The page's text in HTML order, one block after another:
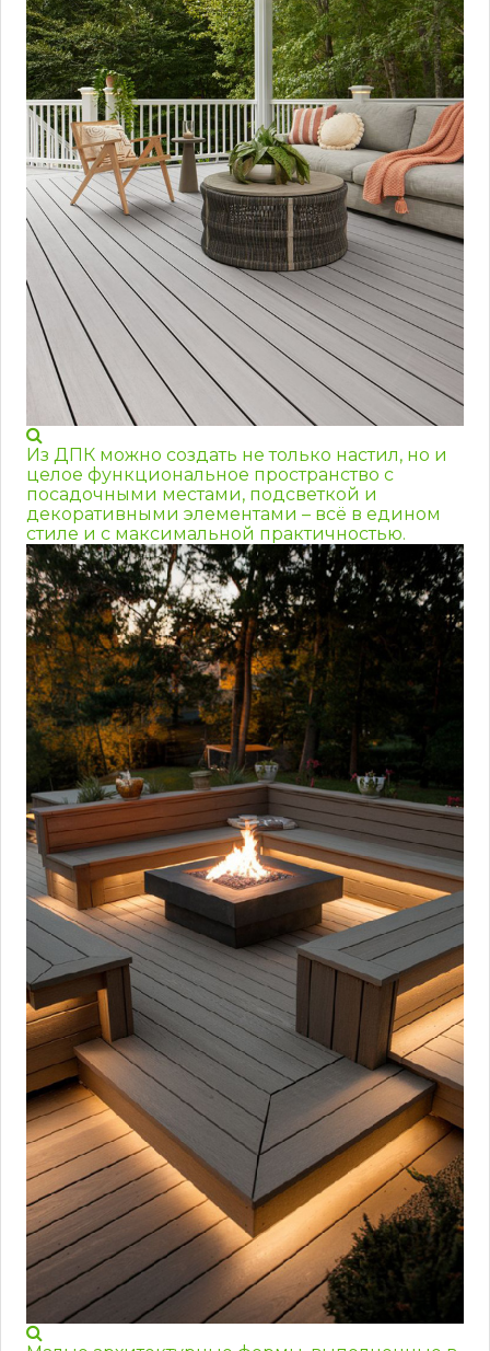
Из ДПК можно создать не только настил, но и
целое функциональное пространство с
посадочными местами, подсветкой и
декоративными элементами – всё в едином
стиле и с максимальной практичностью.